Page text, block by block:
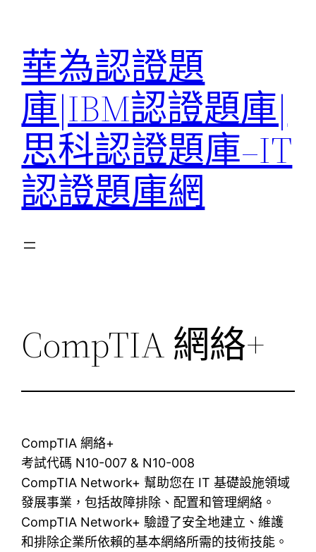
華為認證題
庫|IBM認證題庫|
思科認證題庫–IT
認證題庫網
CompTIA 網絡+
CompTIA 網絡+
考試代碼 N10-007 & N10-008
CompTIA Network+ 幫助您在 IT 基礎設施領域
發展事業，包括故障排除、配置和管理網絡。
CompTIA Network+ 驗證了安全地建立、維護
和排除企業所依賴的基本網絡所需的技術技能。